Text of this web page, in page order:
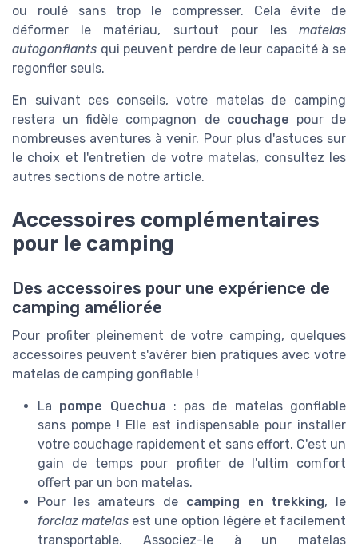
ou roulé sans trop le compresser. Cela évite de
déformer le matériau, surtout pour les matelas
autogonflants qui peuvent perdre de leur capacité à se
regonfler seuls.
En suivant ces conseils, votre matelas de camping
restera un fidèle compagnon de couchage pour de
nombreuses aventures à venir. Pour plus d'astuces sur
le choix et l'entretien de votre matelas, consultez les
autres sections de notre article.
Accessoires complémentaires
pour le camping
Des accessoires pour une expérience de
camping améliorée
Pour profiter pleinement de votre camping, quelques
accessoires peuvent s'avérer bien pratiques avec votre
matelas de camping gonflable !
La pompe Quechua : pas de matelas gonflable
sans pompe ! Elle est indispensable pour installer
votre couchage rapidement et sans effort. C'est un
gain de temps pour profiter de l'ultim comfort
offert par un bon matelas.
Pour les amateurs de camping en trekking, le
forclaz matelas est une option légère et facilement
transportable. Associez-le à un matelas